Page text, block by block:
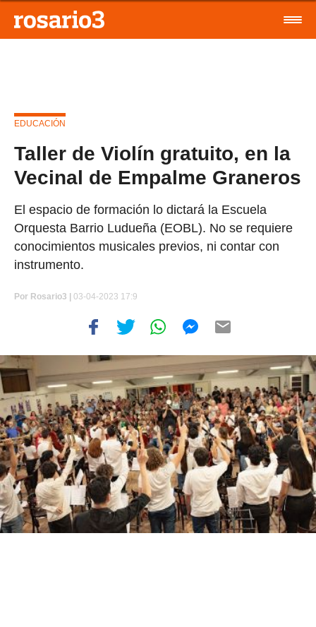
EDUCACIÓN
Taller de Violín gratuito, en la
Vecinal de Empalme Graneros
El espacio de formación lo dictará la Escuela
Orquesta Barrio Ludueña (EOBL). No se requiere
conocimientos musicales previos, ni contar con
instrumento.
Por Rosario3 | 03-04-2023 17:9